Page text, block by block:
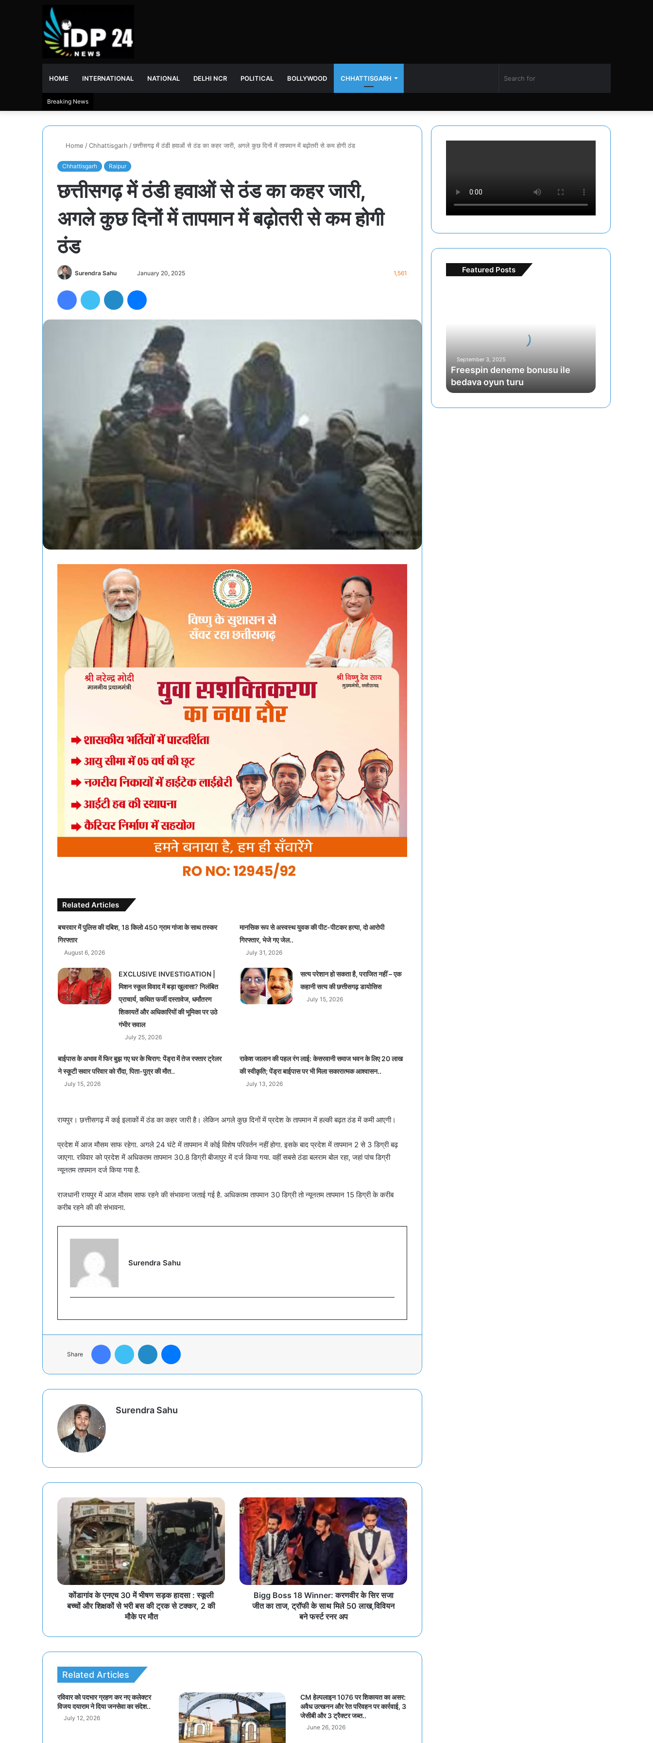
HOME INTERNATIONAL NATIONAL DELHI NCR POLITICAL BOLLYWOOD CHHATTISGARH Switch
Breaking News
Home /Chhattisgarh /छत्तीसगढ़ में ठंडी हवाओं से ठंड का कहर जारी, अगले कुछ दिनों में तापमान में बढ़ोतरी से कम होगी ठंड
Chhattisgarh Raipur
छत्तीसगढ़ में ठंडी हवाओं से ठंड का कहर जारी,
अगले कुछ दिनों में तापमान में बढ़ोतरी से कम होगी
ठंड
Surendra Sahu
email
January 20, 2025 1,561
FacebookTwitter LinkedIn
Related Articles
बचरवार में पुलिस की दबिश, 18 किलो 450 ग्राम गांजा के साथ तस्कर
गिरफ्तार
August 6, 2026
मानसिक रूप से अस्वस्थ युवक की पीट-पीटकर हत्या, दो आरोपी
गिरफ्तार, भेजे गए जेल..
July 31, 2026
EXCLUSIVE INVESTIGATION |
मिशन स्कूल विवाद में बड़ा खुलासा? निलंबित
प्राचार्य, कथित फर्जी दस्तावेज, धर्मांतरण
शिकायतें और अधिकारियों की भूमिका पर उठे
गंभीर सवाल
July 25, 2026
सत्य परेशान हो सकता है, पराजित नहीं – एक
कहानी सत्य की छत्तीसगढ़ डायोसिस
July 15, 2026
बाईपास के अभाव में फिर बुझ गए घर के चिराग: पेंड्रा में तेज रफ्तार ट्रेलर
ने स्कूटी सवार परिवार को रौंदा, पिता-पुत्र की मौत..
July 15, 2026
राकेश जालान की पहल रंग लाई: केसरवानी समाज भवन के लिए 20 लाख
की स्वीकृति; पेंड्रा बाईपास पर भी मिला सकारात्मक आश्वासन..
July 13, 2026
रायपुर। छत्तीसगढ़ में कई इलाकों में ठंड का कहर जारी है। लेकिन अगले कुछ दिनों में प्रदेश के तापमान में हल्की बढ़त ठंड में कमी आएगी।
प्रदेश में आज मौसम साफ रहेगा. अगले 24 घंटे में तापमान में कोई विशेष परिवर्तन नहीं होगा. इसके बाद प्रदेश में तापमान 2 से 3 डिग्री बढ़
जाएगा. रविवार को प्रदेश में अधिकतम तापमान 30.8 डिग्री बीजापुर में दर्ज किया गया. वहीं सबसे ठंडा बलराम बोल रहा, जहां पांच डिग्री
न्यूनतम तापमान दर्ज किया गया है.
राजधानी रायपुर में आज मौसम साफ रहने की संभावना जताई गई है. अधिकतम तापमान 30 डिग्री तो न्यूनतम तापमान 15 डिग्री के करीब
करीब रहने की की संभावना.
Surendra Sahu
Share
FacebookTwitter LinkedIn
Surendra Sahu
कोंडागांव के एनएच 30 में भीषण सड़क हादसा : स्कूली
बच्चों और शिक्षकों से भरी बस की ट्रक से टक्कर, 2 की
मौके पर मौत
Bigg Boss 18 Winner: करणवीर के सिर सजा
जीत का ताज, ट्रॉफी के साथ मिले 50 लाख,विवियन
बने फर्स्ट रनर अप
Related Articles
रविवार को पदभार ग्रहण कर नए कलेक्टर
विजय दयाराम ने दिया जनसेवा का संदेश..
July 12, 2026
CM हेल्पलाइन 1076 पर शिकायत का असर:
अवैध उत्खनन और रेत परिवहन पर कार्रवाई, 3
जेसीबी और 3 ट्रैक्टर जब्त..
June 26, 2026
Featured Posts
September 3, 2025
Freespin deneme bonusu ile
bedava oyun turu